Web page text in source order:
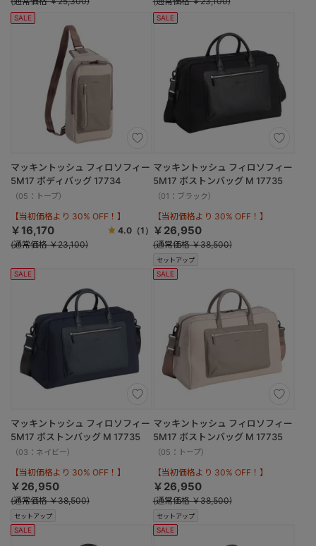
SALE
マッキントッシュ フィロソフィー
5M17 ボディバッグ 17734
（05：トープ）
【当初価格より 30% OFF！】
￥16,170 4.0（1）
(通常価格 ￥23,100)
SALE
セットアップ
マッキントッシュ フィロソフィー
5M17 ボストンバッグ M 17735
（01：ブラック）
【当初価格より 30% OFF！】
￥26,950
(通常価格 ￥38,500)
SALE
セットアップ
マッキントッシュ フィロソフィー
5M17 ボストンバッグ M 17735
（03：ネイビー）
【当初価格より 30% OFF！】
￥26,950
(通常価格 ￥38,500)
SALE
セットアップ
マッキントッシュ フィロソフィー
5M17 ボストンバッグ M 17735
（05：トープ）
【当初価格より 30% OFF！】
￥26,950
(通常価格 ￥38,500)
SALE SALE